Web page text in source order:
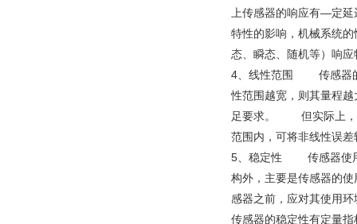
上传感器的响应有—定
特性的影响，机械系统
态、瞬态、随机等）响
4、线性范围 传感器的
性范围越宽，则其量程
足要求。 但实际上，任
范围内，可将非线性误
5、稳定性 传感器使用
构外，主要是传感器的
感器之前，应对其使用
传感器的稳定性有定量